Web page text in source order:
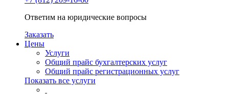
Ответим на юридические вопросы
Заказать
Цены
Услуги
Общий прайс бухгалтерских услуг
Общий прайс регистрационных услуг
Показать все услуги